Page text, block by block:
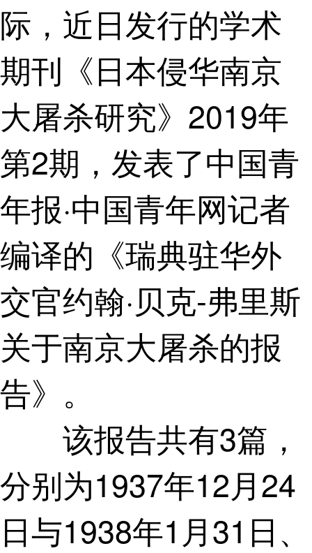
际，近日发行的学术
期刊《日本侵华南京
大屠杀研究》2019年
第2期，发表了中国青
年报·中国青年网记者
编译的《瑞典驻华外
交官约翰·贝克-弗里斯
关于南京大屠杀的报
告》。
该报告共有3篇，
分别为1937年12月24
日与1938年1月31日、